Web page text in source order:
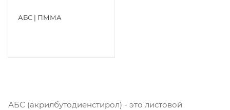
АБС | ПММА
АБС (акрилбутодиенстирол) - это листовой